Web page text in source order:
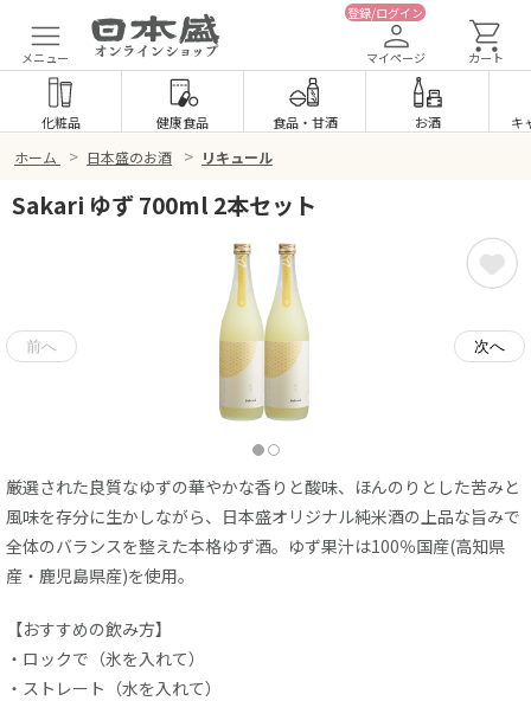
メニュー
登録/ログイン
マイページ カート
化粧品 健康食品 食品・ 甘酒 お酒 キ
ホーム > 日本盛のお酒 > リキュール
Sakari ゆず 700ml 2本セット
厳選された良質なゆずの華やかな香りと酸味、ほんのりとした苦みと
風味を存分に生かしながら、日本盛オリジナル純米酒の上品な旨みで
全体のバランスを整えた本格ゆず酒。ゆず果汁は100％国産(高知県
産・鹿児島県産)を使用。
【おすすめの飲み方】
・ロックで（氷を入れて）
・ストレート（水を入れて）